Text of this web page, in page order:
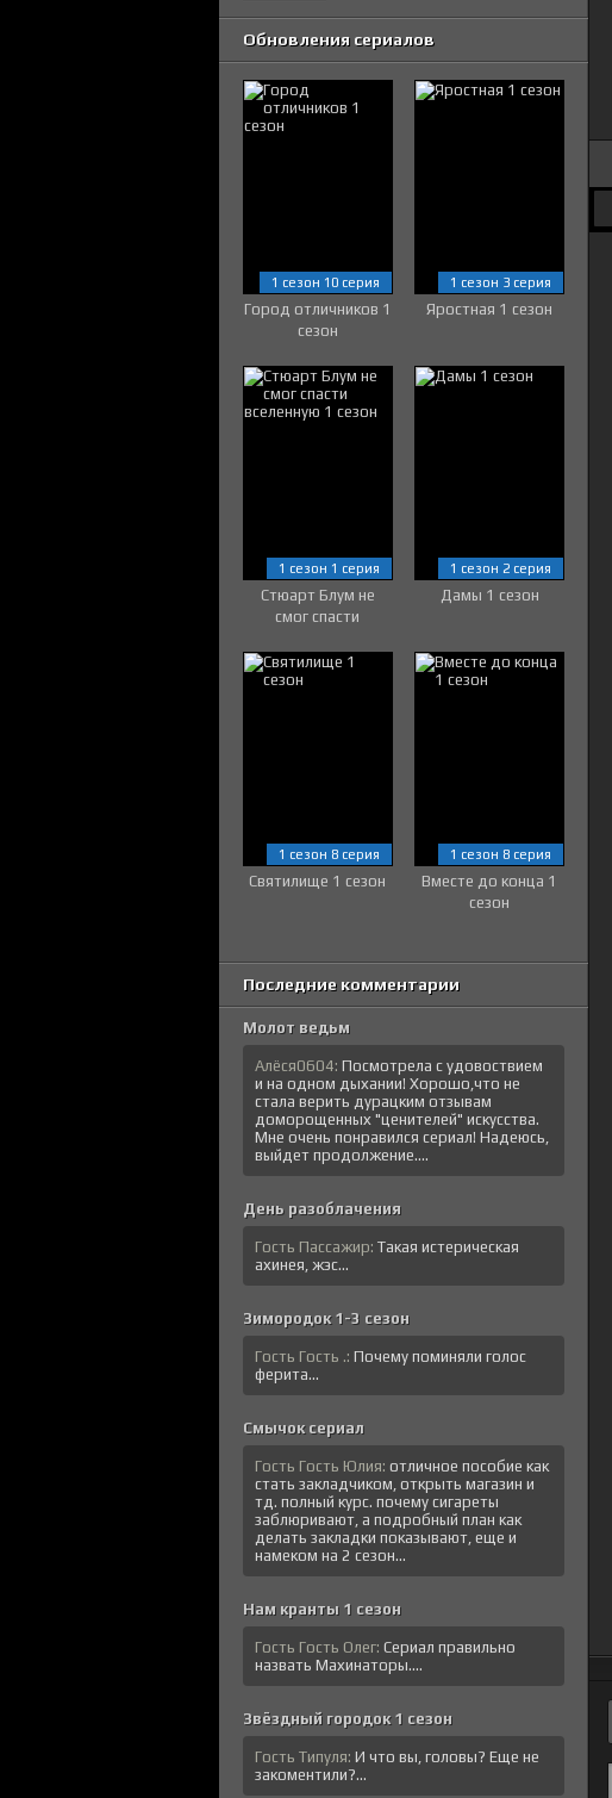
Обновления сериалов
Город отличников 1
сезон
1 сезон 10 серия
Яростная 1 сезон
1 сезон 3 серия
Стюарт Блум не
смог спасти
1 сезон 1 серия
Дамы 1 сезон
1 сезон 2 серия
Святилище 1 сезон
1 сезон 8 серия
Вместе до конца 1
сезон
1 сезон 8 серия
Последние комментарии
Молот ведьм
Алёся0604: Посмотрела с удовоствием
и на одном дыхании! Хорошо,что не
стала верить дурацким отзывам
доморощенных "ценителей" искусства.
Мне очень понравился сериал! Надеюсь,
выйдет продолжение....
День разоблачения
Гость Пассажир: Такая истерическая
ахинея, жэс...
Зимородок 1-3 сезон
Гость Гость .: Почему поминяли голос
ферита...
Смычок сериал
Гость Гость Юлия: отличное пособие как
стать закладчиком, открыть магазин и
тд. полный курс. почему сигареты
заблюривают, а подробный план как
делать закладки показывают, еще и
намеком на 2 сезон...
Нам кранты 1 сезон
Гость Гость Олег: Сериал правильно
назвать Махинаторы....
Звёздный городок 1 сезон
Гость Типуля: И что вы, головы? Еще не
закоментили?...